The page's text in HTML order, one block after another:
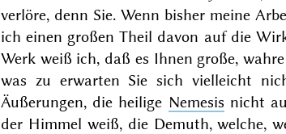
verlöre, denn Sie. Wenn bisher meine
ich einen großen Theil davon auf die
Werk weiß ich, daß es Ihnen große,
was zu erwarten Sie sich vielleicht
Äußerungen, die heilige Nemesis nicht
der Himmel weiß, die Demuth, welche,